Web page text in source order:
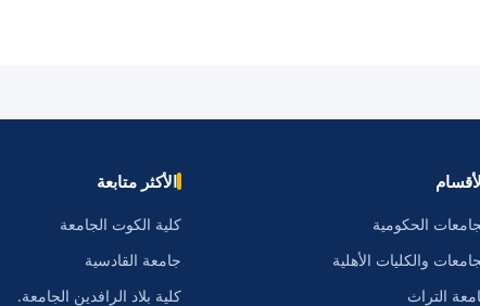
الحكومية
والكليات الأهلية
التراث
الأكثر متابعة
كلية الكوت الجامعة
جامعة القادسية
كلية بلاد الرافدين الجامعة.